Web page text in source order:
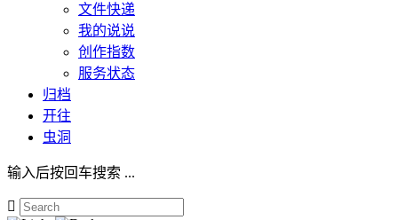
文件快递
我的说说
创作指数
服务状态
归档
开往
虫洞
输入后按回车搜索 ...
